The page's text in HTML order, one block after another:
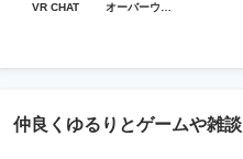
VR CHAT
仲良くゆるりとゲームや雑談